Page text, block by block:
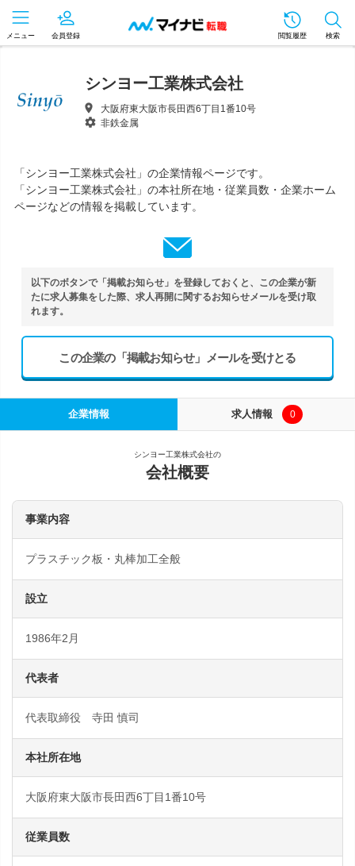
メニュー 会員登録 閲覧履歴 検索
シンヨー工業株式会社
大阪府東大阪市長田西6丁目1番10号
非鉄金属
「シンヨー工業株式会社」の企業情報ページです。
「シンヨー工業株式会社」の本社所在地・従業員数・企業ホーム
ページなどの情報を掲載しています。
以下のボタンで「掲載お知らせ」を登録しておくと、この企業が新
たに求人募集をした際、求人再開に関するお知らせメールを受け取
れます。
この企業の「掲載お知らせ」メールを受けとる
企業情報 求人情報 0
シンヨー工業株式会社の
会社概要
事業内容
プラスチック板・丸棒加工全般
設立
1986年2月
代表者
代表取締役 寺田 慎司
本社所在地
大阪府東大阪市長田西6丁目1番10号
従業員数